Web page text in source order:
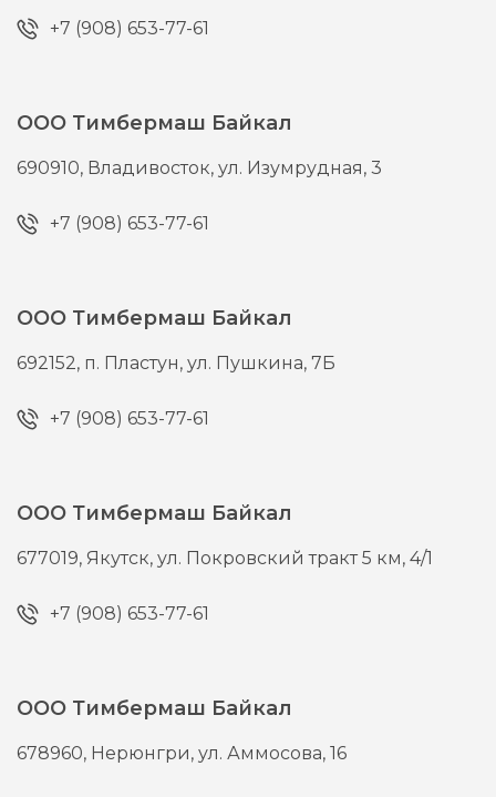
+7 (908) 653-77-61
ООО Тимбермаш Байкал
690910, Владивосток,ул. Изумрудная, 3
+7 (908) 653-77-61
ООО Тимбермаш Байкал
692152, п. Пластун,ул. Пушкина, 7Б
+7 (908) 653-77-61
ООО Тимбермаш Байкал
677019, Якутск,ул. Покровский тракт 5 км, 4/1
+7 (908) 653-77-61
ООО Тимбермаш Байкал
678960, Нерюнгри,ул. Аммосова, 16